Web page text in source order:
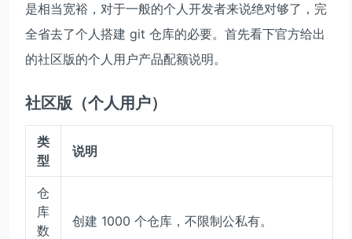
是相当宽裕，对于一般的个人开发者来说绝对够了，完
全省去了个人搭建 git 仓库的必要。首先看下官方给出
的社区版的个人用户产品配额说明。
社区版（个人用户）
类
型
说明
仓
库
数
创建 1000 个仓库，不限制公私有。